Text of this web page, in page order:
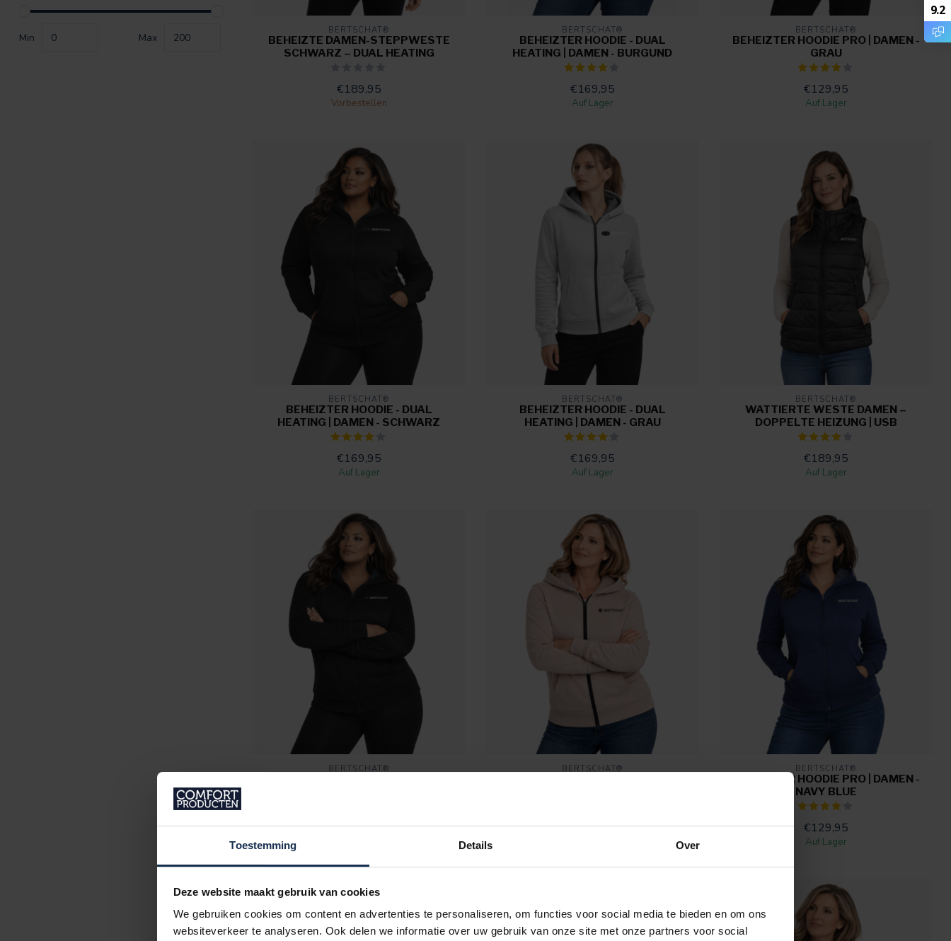
Toestemming Details Over
Deze website maakt gebruik van cookies
We gebruiken cookies om content en advertenties te personaliseren, om functies voor social media te bieden en om ons
websiteverkeer te analyseren. Ook delen we informatie over uw gebruik van onze site met onze partners voor social
Min Max
BERTSCHAT®
BEHEIZTE DAMEN-STEPPWESTE
SCHWARZ – DUAL HEATING
€189,95
Vorbestellen
BERTSCHAT®
BEHEIZTER HOODIE - DUAL
HEATING | DAMEN - BURGUND
€169,95
Auf Lager
BERTSCHAT®
BEHEIZTER HOODIE PRO | DAMEN -
GRAU
€129,95
Auf Lager
BERTSCHAT®
BEHEIZTER HOODIE - DUAL
HEATING | DAMEN - SCHWARZ
€169,95
Auf Lager
BERTSCHAT®
BEHEIZTER HOODIE - DUAL
HEATING | DAMEN - GRAU
€169,95
Auf Lager
BERTSCHAT®
WATTIERTE WESTE DAMEN –
DOPPELTE HEIZUNG | USB
€189,95
Auf Lager
BERTSCHAT®
€129,95
BERTSCHAT®
€129,95
BERTSCHAT®
BEHEIZTER HOODIE PRO | DAMEN -
NAVY BLUE
€129,95
Auf Lager
9.2